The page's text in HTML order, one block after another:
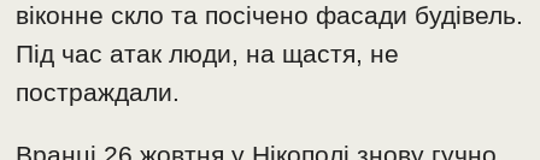
віконне скло та посічено фасади будівель.
Під час атак люди, на щастя, не
постраждали.